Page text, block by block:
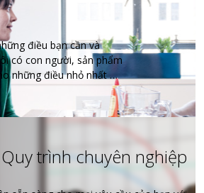
điều bạn cần và
có con người, sản phẩm
những điều nhỏ nhất …
Quy trình chuyên nghiệp